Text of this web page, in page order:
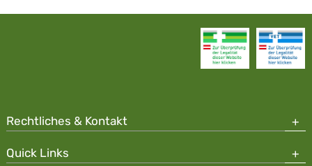
Rechtliches & Kontakt
Quick Links